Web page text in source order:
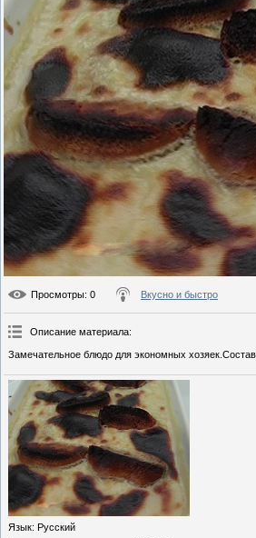
Просмотры: 0 Вкусно и быстро
Описание материала:
Замечательное блюдо для экономных
Язык: Русский